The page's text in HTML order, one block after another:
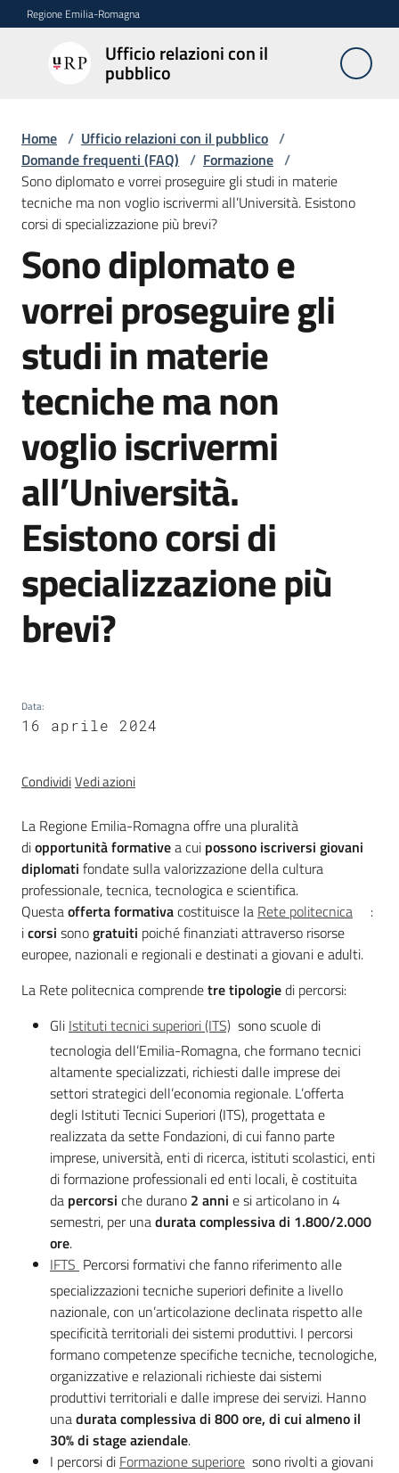
Vai al contenuto
Vai alla navigazione
Vai al footer
Regione Emilia-Romagna
Ufficio relazioni con il
pubblico
Ufficio
relazioni
pubblico
Novità
Servizi
dell'Urp
Accesso
e
trasparenza
Domande
frequenti
(FAQ)
Menu selezionato
P
e
r
s
e
e
g
n
i
g
r
a
m
m
a
Regione
Emilia-
Romagna
Regione
Novità
Servizi
Leggi Atti Bandi
Argomenti
Home / Ufficio relazioni con il pubblico /
Domande frequenti (FAQ) / Formazione /
Sono diplomato e vorrei proseguire gli studi in materie
tecniche ma non voglio iscrivermi all’Università. Esistono
corsi di specializzazione più brevi?
Salta al contenuto
Sono diplomato e
vorrei proseguire gli
studi in materie
tecniche ma non
voglio iscrivermi
all’Università.
Esistono corsi di
specializzazione più
brevi?
Data:
16 aprile 2024
CondividiVedi azioni
La Regione Emilia-Romagna offre una pluralità
diopportunità formativea cui possono iscriversi giovani
diplomati fondate sulla valorizzazione della cultura
professionale, tecnica, tecnologica e scientifica.
Questaofferta formativacostituisce la Rete politecnica
:
icorsi sonogratuiti poiché finanziati attraverso risorse
europee, nazionali e regionali e destinati a giovani e adulti.
La Rete politecnica comprendetre tipologiedi percorsi:
Gli Istituti tecnici superiori (ITS) sono scuole di
tecnologia dell’Emilia-Romagna, che formano tecnici
altamente specializzati, richiesti dalle imprese dei
settori strategici dell’economia regionale. L’offerta
degli Istituti Tecnici Superiori (ITS), progettata e
realizzata da sette Fondazioni, di cui fanno parte
imprese, università, enti di ricerca, istituti scolastici, enti
di formazione professionali ed enti locali, è costituita
da percorsi che durano 2 anni e si articolano in 4
semestri, per unadurata complessiva di 1.800/2.000
ore.
IFTS Percorsi formativi che fanno riferimento alle
specializzazioni tecniche superiori definite a livello
nazionale, con un’articolazione declinata rispetto alle
specificità territoriali dei sistemi produttivi. I percorsi
formano competenze specifiche tecniche, tecnologiche,
organizzative e relazionali richieste dai sistemi
produttivi territoriali e dalle imprese dei servizi. Hanno
unadurata complessiva di 800 ore, di cui almeno il
30% di stage aziendale.
I percorsi di Formazione superiore sono rivolti a giovani